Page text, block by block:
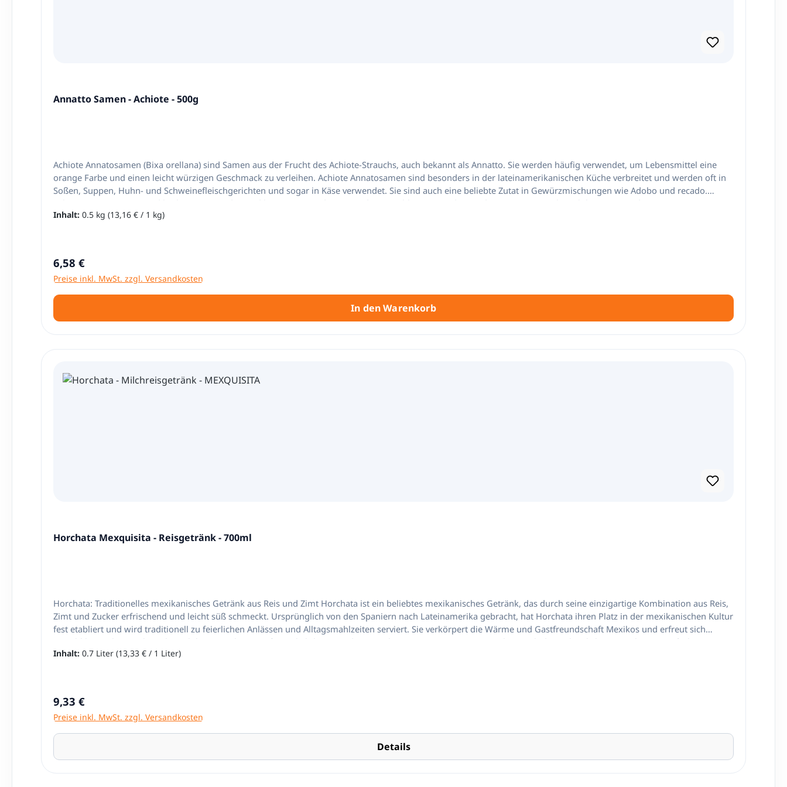
Annatto Samen - Achiote - 500g
Achiote Annatosamen (Bixa orellana) sind Samen aus der Frucht des Achiote-Strauchs, auch bekannt als Annatto. Sie werden häufig verwendet, um Lebensmittel eine
orange Farbe und einen leicht würzigen Geschmack zu verleihen. Achiote Annatosamen sind besonders in der lateinamerikanischen Küche verbreitet und werden oft in
Soßen, Suppen, Huhn- und Schweinefleischgerichten und sogar in Käse verwendet. Sie sind auch eine beliebte Zutat in Gewürzmischungen wie Adobo und recado.
und Bohnengerichten. Nettoinhalt: 500g Zutaten: Annatto Herkunft: Peru
Inhalt: 0.5 kg (13,16 € / 1 kg)
Regulärer Preis:
6,58 €
Preise inkl. MwSt. zzgl. Versandkosten
In den Warenkorb
Horchata Mexquisita - Reisgetränk - 700ml
Horchata: Traditionelles mexikanisches Getränk aus Reis und Zimt Horchata ist ein beliebtes mexikanisches Getränk, das durch seine einzigartige Kombination aus Reis,
Zimt und Zucker erfrischend und leicht süß schmeckt. Ursprünglich von den Spaniern nach Lateinamerika gebracht, hat Horchata ihren Platz in der mexikanischen Kultur
fest etabliert und wird traditionell zu feierlichen Anlässen und Alltagsmahlzeiten serviert. Sie verkörpert die Wärme und Gastfreundschaft Mexikos und erfreut sich
sowohl bei Einheimischen als auch bei Besuchern großer Beliebtheit. Mit dem Horchata Mexquisita Konzentrat lässt sich dieses köstliche Getränk ganz einfach zu Hause
zubereiten. Mischen Sie das Konzentrat einfach mit 1,6 Litern kaltem Wasser, gut umrühren und im Kühlschrank kühlen. Ideal für warme Tage oder als besondere
Inhalt: 0.7 Liter (13,33 € / 1 Liter)
Regulärer Preis:
9,33 €
Preise inkl. MwSt. zzgl. Versandkosten
Details